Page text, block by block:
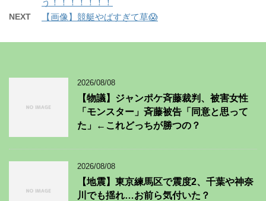
う！！！！！！！
NEXT 【画像】競艇やばすぎて草😱
2026/08/08
【物議】ジャンポケ斉藤裁判、被害女性
「モンスター」斉藤被告「同意と思って
た」←これどっちが勝つの？
2026/08/08
【地震】東京練馬区で震度2、千葉や神奈
川でも揺れ…お前ら気付いた？